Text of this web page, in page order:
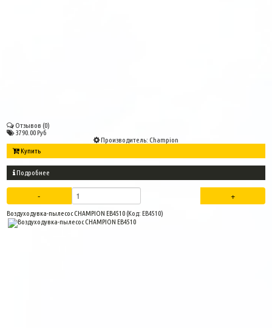
Отзывов (0)
3790.00 Руб
Производитель: Champion
Купить
Подробнее
Воздуходувка-пылесос CHAMPION EB4510 (Код:EB4510)